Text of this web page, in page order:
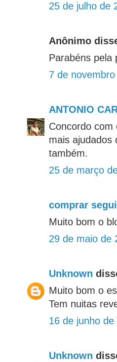
25 de julho de
Anônimo
Parabéns pela
7 de
ANTONIO
Concordo
mais ajudados
também.
25 de março
comprar
Muito bom o
29 de maio de
Unknown
Muito bom o
Tem nuitas
16 de junho
Unknown